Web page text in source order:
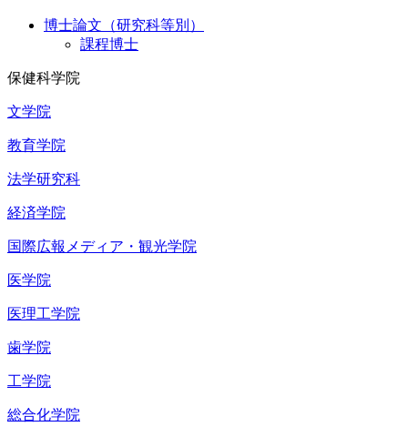
博士論文（研究科等別）
課程博士
保健科学院
文学院
教育学院
法学研究科
経済学院
国際広報メディア・観光学院
医学院
医理工学院
歯学院
工学院
総合化学院